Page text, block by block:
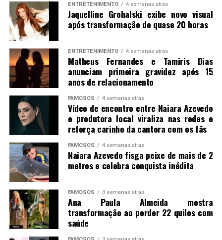
ENTRETENIMENTO 4 semanas atrás
Jaquelline Grohalski exibe novo visual
após transformação de quase 20 horas
ENTRETENIMENTO 4 semanas atrás
Matheus Fernandes e Tamiris Dias
anunciam primeira gravidez após 15
anos de relacionamento
FAMOSOS 4 semanas atrás
Vídeo de encontro entre Naiara Azevedo
e produtora local viraliza nas redes e
reforça carinho da cantora com os fãs
FAMOSOS 4 semanas atrás
Naiara Azevedo fisga peixe de mais de 2
metros e celebra conquista inédita
FAMOSOS 3 semanas atrás
Ana Paula Almeida mostra
transformação ao perder 22 quilos com
saúde